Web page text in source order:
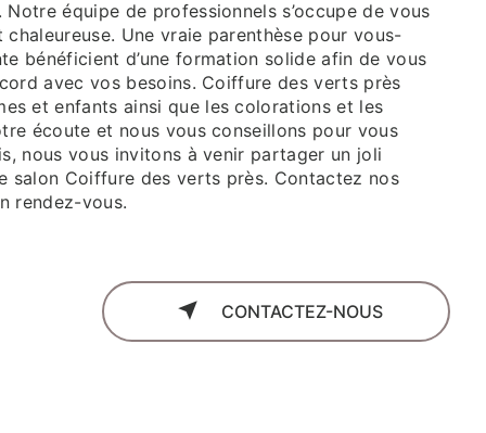
équipe de professionnels s’occupe de vous
Une vraie parenthèse pour vous-
bénéficient d’une formation solide afin de vous
avec vos besoins. Coiffure des verts près
et enfants ainsi que les colorations et les
écoute et nous vous conseillons pour vous
nous vous invitons à venir partager un joli
salon Coiffure des verts près. Contactez nos
rendez-vous.
CONTACTEZ-NOUS